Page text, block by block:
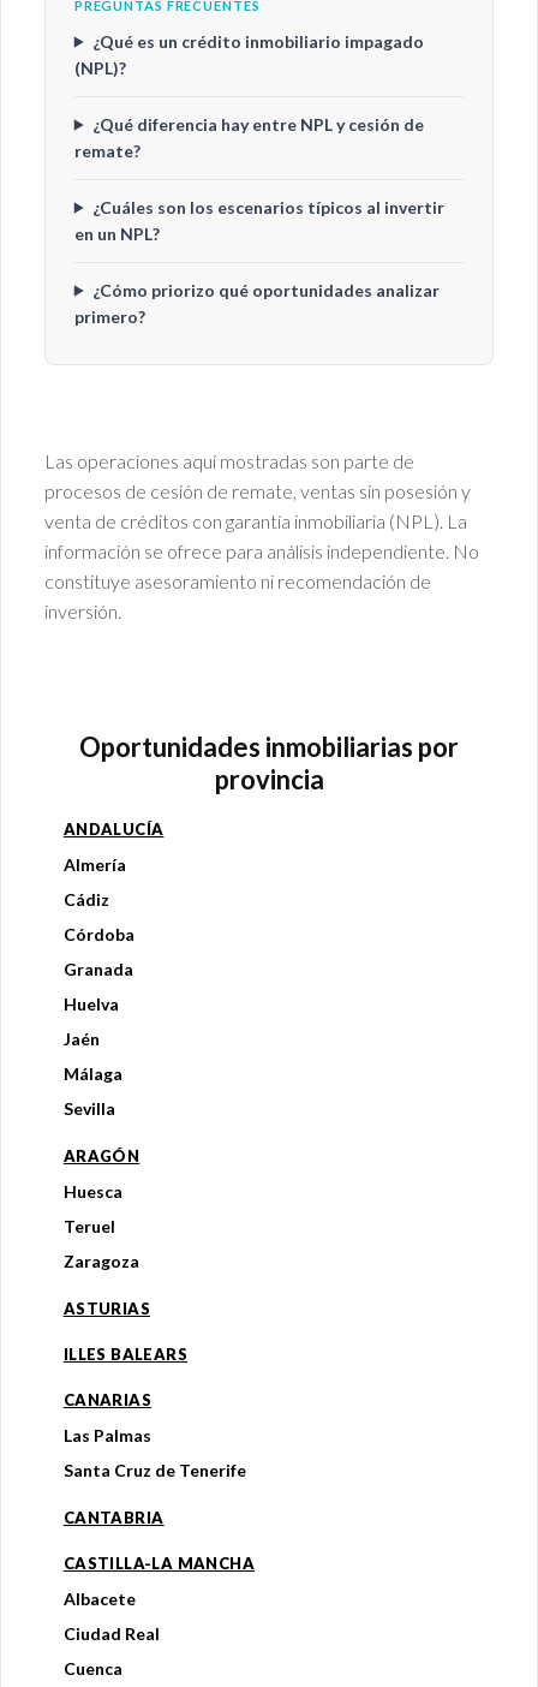
PREGUNTAS FRECUENTES
¿Qué es un crédito inmobiliario impagado
(NPL)?
¿Qué diferencia hay entre NPL y cesión de
remate?
¿Cuáles son los escenarios típicos al invertir
en un NPL?
¿Cómo priorizo qué oportunidades analizar
primero?
Las operaciones aquí mostradas son parte de
procesos de cesión de remate, ventas sin posesión y
venta de créditos con garantía inmobiliaria (NPL). La
información se ofrece para análisis independiente. No
constituye asesoramiento ni recomendación de
inversión.
Oportunidades inmobiliarias por
provincia
ANDALUCÍA
Almería
Cádiz
Córdoba
Granada
Huelva
Jaén
Málaga
Sevilla
ARAGÓN
Huesca
Teruel
Zaragoza
ASTURIAS
ILLES BALEARS
CANARIAS
Las Palmas
Santa Cruz de Tenerife
CANTABRIA
CASTILLA-LA MANCHA
Albacete
Ciudad Real
Cuenca